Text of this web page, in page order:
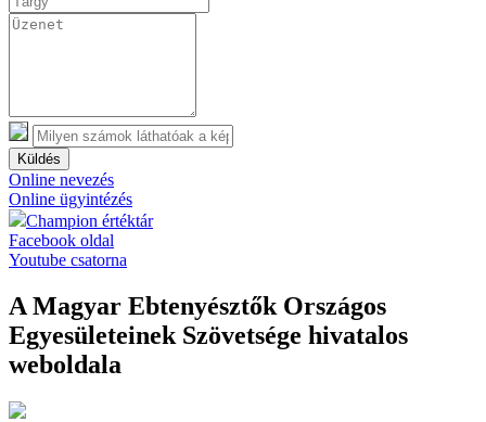
Küldés
Online nevezés
Online ügyintézés
Champion értéktár
Facebook oldal
Youtube csatorna
A Magyar Ebtenyésztők Országos
Egyesületeinek Szövetsége hivatalos
weboldala